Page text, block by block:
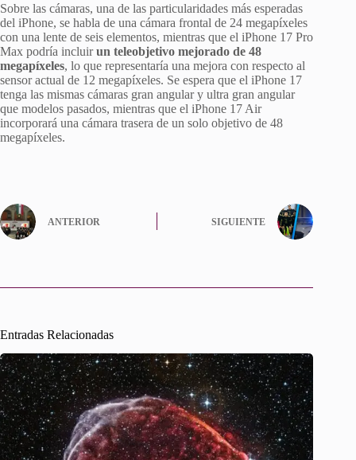
Sobre las cámaras, una de las particularidades más esperadas
del iPhone, se habla de una cámara frontal de 24 megapíxeles
con una lente de seis elementos, mientras que el iPhone 17 Pro
Max podría incluirun teleobjetivo mejorado de 48
megapíxeles, lo que representaría una mejora con respecto al
sensor actual de 12 megapíxeles. Se espera que el iPhone 17
tenga las mismas cámaras gran angular y ultra gran angular
que modelos pasados, mientras que el iPhone 17 Air
incorporará una cámara trasera de un solo objetivo de 48
megapíxeles.
ANTERIOR SIGUIENTE
Entradas Relacionadas